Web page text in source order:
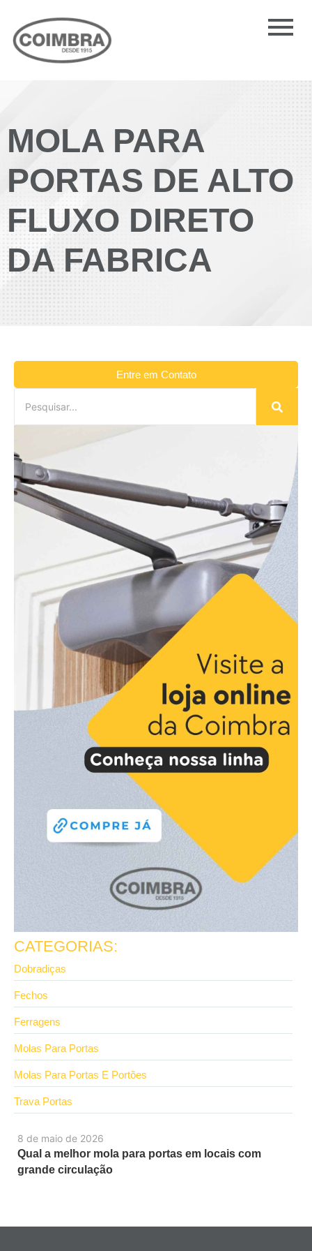
MOLA PARA
PORTAS DE ALTO
FLUXO DIRETO
DA FABRICA
8 de maio de 2026
Qual a melhor mola para portas em locais com
grande circulação
Entre em Contato
CATEGORIAS:
Dobradiças
Fechos
Ferragens
Molas Para Portas
Molas Para Portas E Portões
Trava Portas